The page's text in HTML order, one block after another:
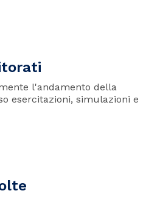
l'andamento della
esercitazioni, simulazioni e